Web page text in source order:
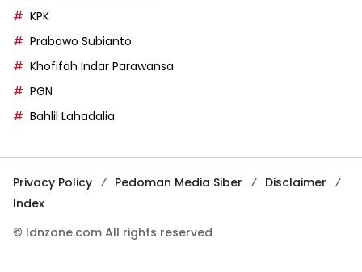
KPK
Prabowo Subianto
Khofifah Indar Parawansa
PGN
Bahlil Lahadalia
Privacy Policy Pedoman Media Siber
Disclaimer
Index
© Idnzone.com All rights reserved